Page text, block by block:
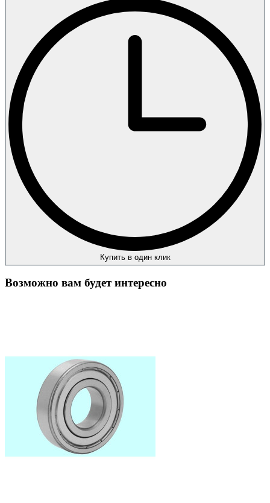
Купить в один клик
Возможно вам будет интересно